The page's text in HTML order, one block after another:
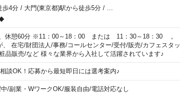
歩4分/ 大門(東京都)駅から徒歩5分/
休憩60分 ※11：00～18：00 または 11：30～18：30 。
在宅/財団法人/事務/コールセンター/受付/販売/カフェスタッ
品販売/など 様々な業界から入社して活躍されています♪
談OK！応募から最短即日には選考案内♪
/副業・WワークOK/服装自由/電話対応なし